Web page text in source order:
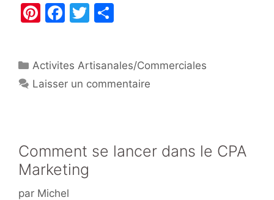
Pi
e
st
F
e
b
k
T
er g
er
Catégories
Activites Artisanales/Commerciales
Laisser un commentaire
Comment se lancer dans le CPA
Marketing
par Michel